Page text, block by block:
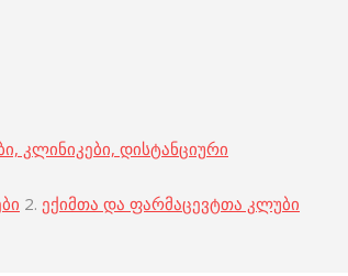
კლინიკები, დისტანციური
2. ექიმთა და ფარმაცევტთა კლუბი